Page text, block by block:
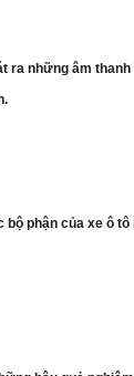
những âm
phận của xe ô